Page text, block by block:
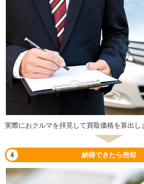
実際におクルマを拝見して買取価格を算出し
4 納得できたら売却